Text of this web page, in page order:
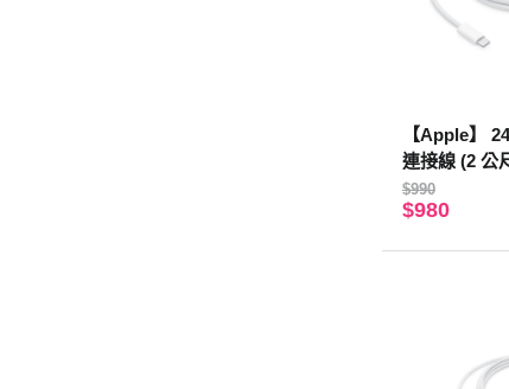
【Apple】
連接線 (2 公
$990
$980